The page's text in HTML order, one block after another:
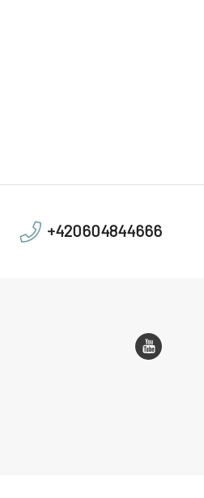
+420604844666